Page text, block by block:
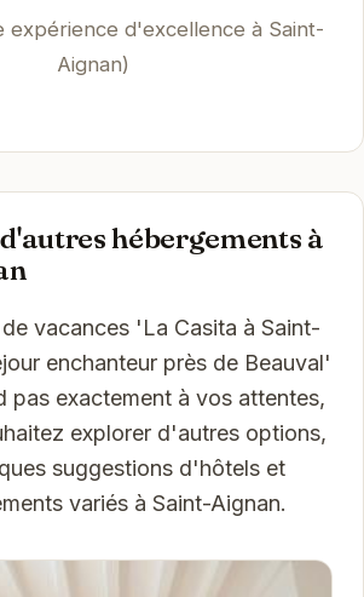
expérience d'excellence à Saint-
Aignan)
hébergements à
vacances 'La Casita à Saint-
enchanteur près de Beauval'
pas exactement à vos attentes,
explorer d'autres options,
suggestions d'hôtels et
variés à Saint-Aignan.